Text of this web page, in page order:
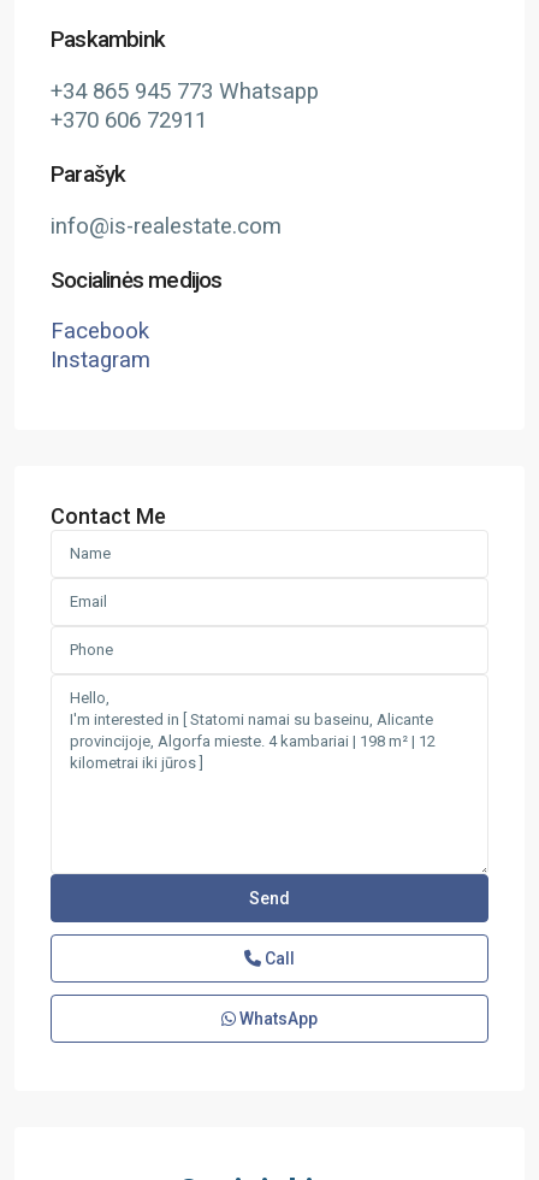
Paskambink
+34 865 945 773 Whatsapp
+370 606 72911
Parašyk
info@is-realestate.com
Socialinės medijos
Facebook
Instagram
Contact Me
Call
WhatsApp